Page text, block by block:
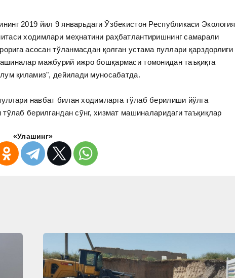
2019 йил 9 январьдаги Ўзбекистон Республикаси Экология
ходимлари меҳнатини раҳбатлантиришнинг самарали
асосан тўланмасдан қолган устама пуллари қарздорлиги
мажбурий ижро бошқармаси томонидан таъқиқга
қиламиз", дейилади муносабатда.
навбат билан ходимларга тўлаб берилиши йўлга
берилгандан сўнг, хизмат машиналаридаги таъқиқлар
«Улашинг»